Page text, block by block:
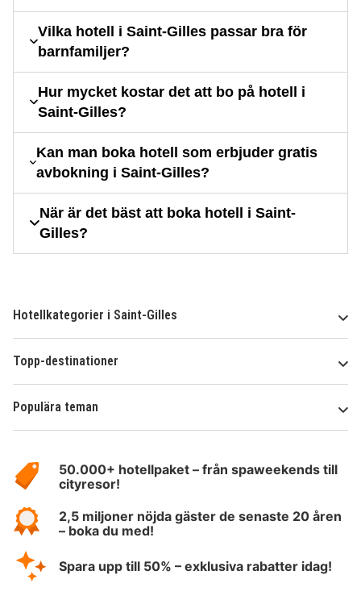
Vilka hotell i Saint-Gilles passar bra för
barnfamiljer?
Hur mycket kostar det att bo på hotell i
Saint-Gilles?
Kan man boka hotell som erbjuder gratis
avbokning i Saint-Gilles?
När är det bäst att boka hotell i Saint-
Gilles?
Hotellkategorier i Saint-Gilles
Topp-destinationer
Populära teman
HotelSpecials50.000+ hotellpaket – från spaweekends till
cityresor!
2,5 miljoner nöjda gäster de senaste 20 åren
– boka du med!
Spara upp till 50% – exklusiva rabatter idag!